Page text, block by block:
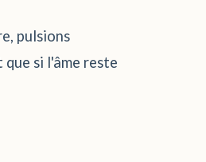
pulsions
si l'âme reste